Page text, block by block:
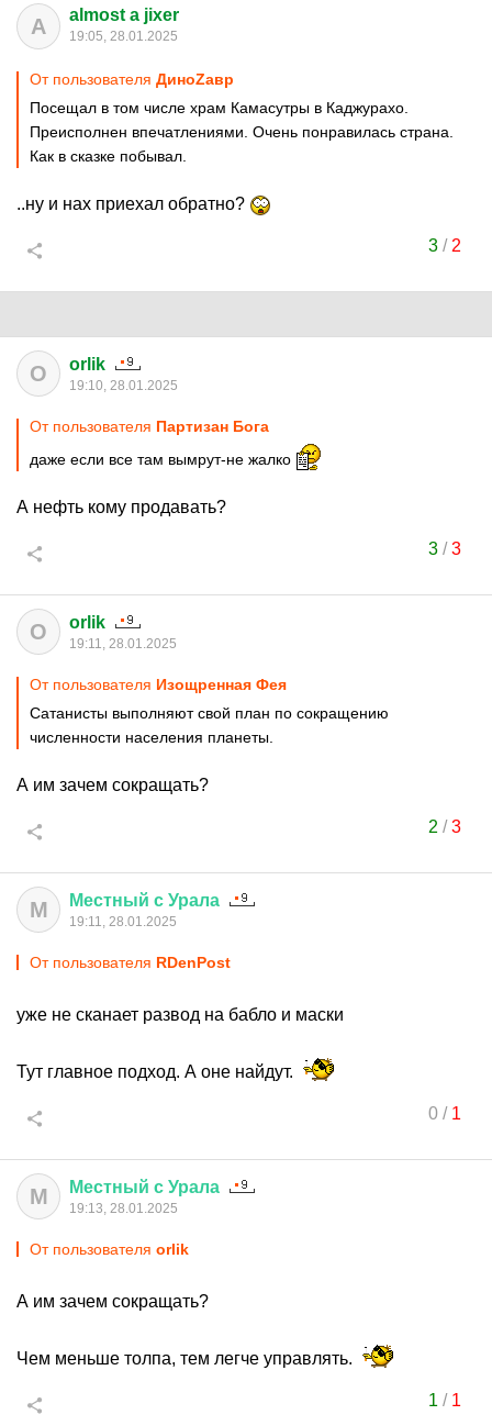
A almost a jixer
19:05, 28.01.2025
От пользователя ДиноZавp
Посещал в том числе храм Камасутры в Каджурахо.
Преисполнен впечатлениями. Очень понравилась страна.
Как в сказке побывал.
..ну и нах приехал обратно?
3/ 2
O orlik
19:10, 28.01.2025
От пользователя Партизан Бога
даже если все там вымрут-не жалко
А нефть кому продавать?
3/3
O orlik
19:11, 28.01.2025
От пользователя Изощренная Фея
Сатанисты выполняют свой план по сокращению
численности населения планеты.
А им зачем сокращать?
2 /3
М Местный с Урала
19:11, 28.01.2025
От пользователя RDenPost
уже не сканает развод на бабло и маски
Тут главное подход. А оне найдут.
0/ 1
М Местный с Урала
19:13, 28.01.2025
От пользователя orlik
А им зачем сокращать?
Чем меньше толпа, тем легче управлять.
1 / 1